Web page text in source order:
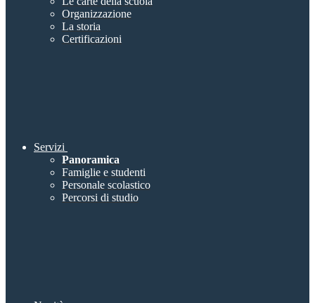
Organizzazione
La storia
Certificazioni
Servizi
Panoramica
Famiglie e studenti
Personale scolastico
Percorsi di studio